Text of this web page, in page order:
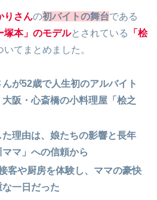
りさんの初バイトの舞台である
塚本」のモデルとされている
「桧
いてまとめました。
が52歳で人生初のアルバイト
阪・心斎橋の小料理屋「桧之
理由は、娘たちの影響と長年
マ」への信頼から
客や厨房を体験し、ママの豪快
一日だった